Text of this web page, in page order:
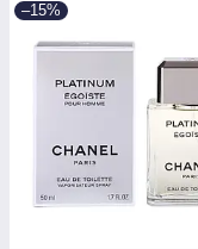
–15%